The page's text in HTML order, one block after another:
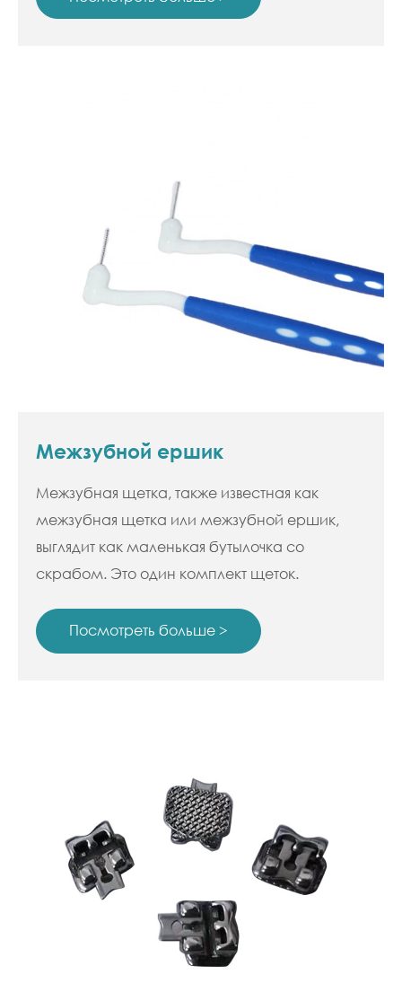
Межзубной ершик
Межзубная щетка, также известная как
межзубная щетка или межзубной ершик,
выглядит как маленькая бутылочка со
скрабом. Это один комплект щеток.
моделей на выбор.
Посмотреть больше >